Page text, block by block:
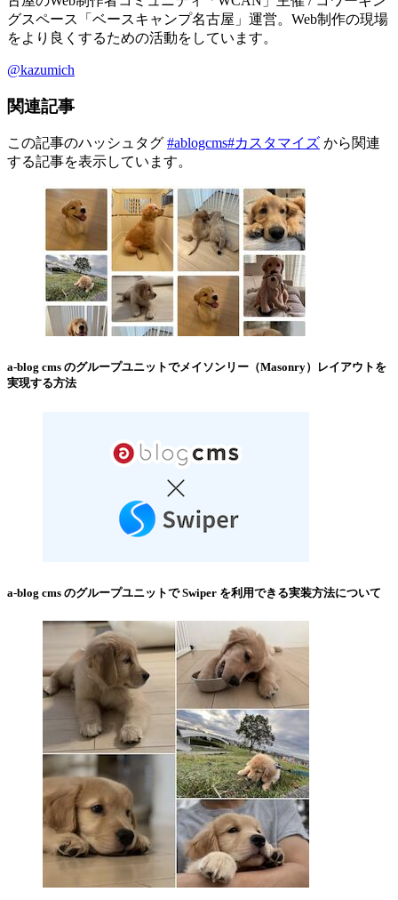
グスペース「ベースキャンプ名古屋」運営。Web制作の現場
をより良くするための活動をしています。
@kazumich
関連記事
この記事のハッシュタグ #ablogcms#カスタマイズ から関連
する記事を表示しています。
a-blog cms のグループユニットでメイソンリー（Masonry）レイアウトを
実現する方法
a-blog cms のグループユニットで Swiper を利用できる実装方法について